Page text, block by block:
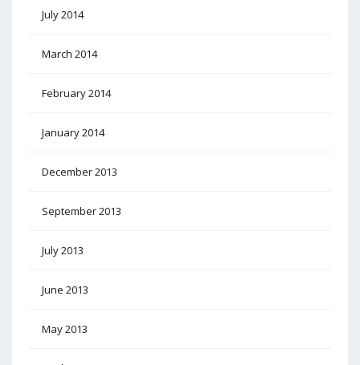
July 2014
March 2014
February 2014
January 2014
December 2013
September 2013
July 2013
June 2013
May 2013